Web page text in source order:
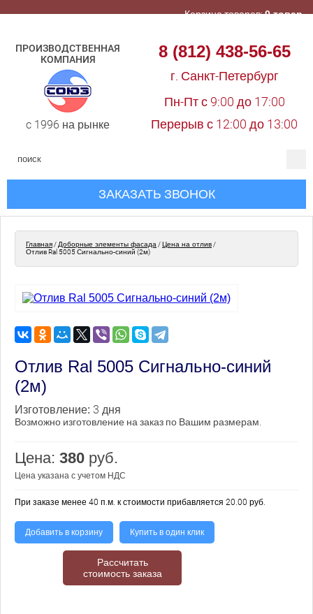
ПРОИЗВОДСТВЕННАЯ
КОМПАНИЯ
c 1996 на рынке
8 (812) 438-56-65
г. Санкт-Петербург
Пн-Пт с 9:00 до 17:00
Перерыв с 12:00 до 13:00
Корзина товаров:0 товар
ЗАКАЗАТЬ ЗВОНОК
Главная / Доборные элементы фасада /Цена на отлив /
Отлив Ral 5005 Сигнально-синий (2м)
Отлив Ral 5005 Сигнально-синий
(2м)
Изготовление: 3 дня
Возможно изготовление на заказ по Вашим размерам.
Цена: 380 руб.
Цена указана с учетом НДС
При заказе менее 40 п.м. к стоимости прибавляется 20.00 руб.
Добавить в корзину Купить в один клик
Рассчитать
стоимость заказа